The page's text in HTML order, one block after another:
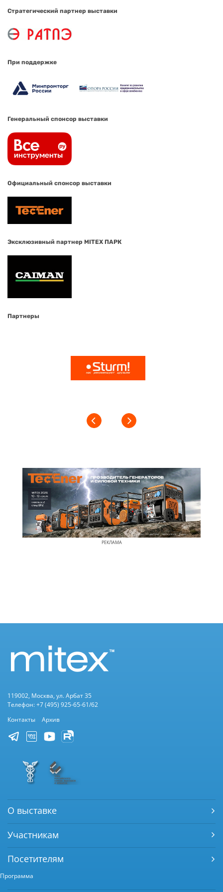
Стратегический партнер выставки
При поддержке
Генеральный спонсор выставки
Официальный спонсор выставки
Эксклюзивный партнер MITEX ПАРК
Партнеры
РЕКЛАМА
119002, Москва, ул. Арбат 35
Телефон: +7 (495) 925-65-61/62
Контакты
Архив
О выставке
Участникам
Посетителям
Программа